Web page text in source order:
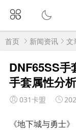
首页 新闻资讯 文
DNF65SS手
手套属性分
031卡盟
《地下城与勇士